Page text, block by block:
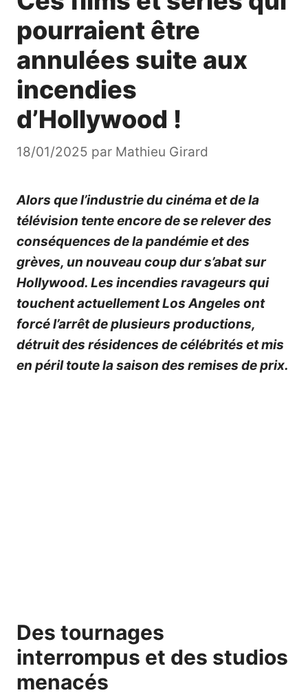
pourraient être
annulées suite aux
incendies
d’Hollywood !
18/01/2025 par Mathieu Girard
Alors que l’industrie du cinéma et de la
télévision tente encore de se relever des
conséquences de la pandémie et des
grèves, un nouveau coup dur s’abat sur
Hollywood. Les incendies ravageurs qui
touchent actuellement Los Angeles ont
forcé l’arrêt de plusieurs productions,
détruit des résidences de célébrités et mis
en péril toute la saison des remises de prix.
Des tournages
interrompus et des studios
menacés